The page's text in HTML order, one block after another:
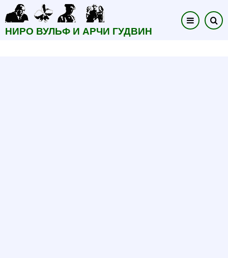
Перейти
основному
НИРО ВУЛЬФ И АРЧИ ГУДВИН